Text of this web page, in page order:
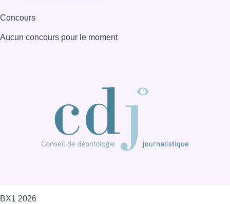
Concours
Aucun concours pour le moment
BX1 2026